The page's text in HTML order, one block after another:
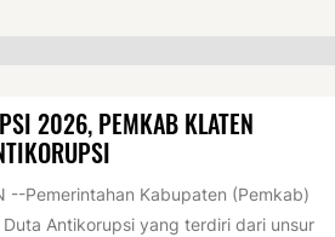
2026, PEMKAB KLATEN
--Pemerintahan Kabupaten (Pemkab)
Antikorupsi yang terdiri dari unsur